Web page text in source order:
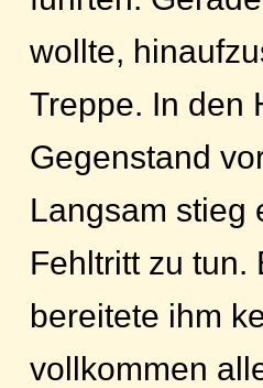
wollte,
Treppe. In den
Gegenstand
Langsam stieg
Fehltritt zu tun.
bereitete ihm
vollkommen